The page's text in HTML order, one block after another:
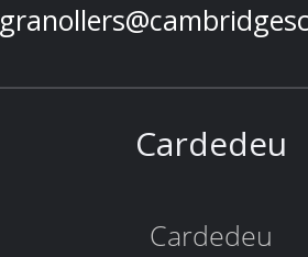
Cardedeu
Cardedeu